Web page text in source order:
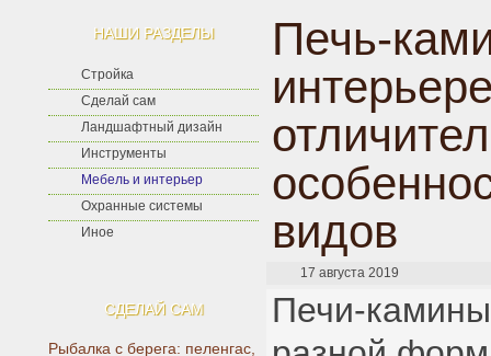
НАШИ РАЗДЕЛЫ
Стройка
Сделай сам
Ландшафтный дизайн
Инструменты
Мебель и интерьер
Охранные системы
Иное
СДЕЛАЙ САМ
Рыбалка с берега: пеленгас,
Печь-
видов
17 августа 2019
Печи-камины